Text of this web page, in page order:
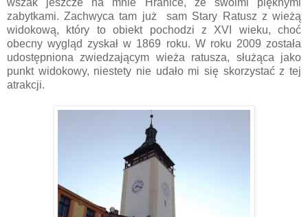
zabytkami. Zachwyca tam już sam Stary Ratusz z wieżą
widokową, który to obiekt pochodzi z XVI wieku, choć
obecny wygląd zyskał w 1869 roku. W roku 2009 została
udostępniona zwiedzającym wieża ratusza, służąca jako
punkt widokowy, niestety nie udało mi się skorzystać z tej
atrakcji.